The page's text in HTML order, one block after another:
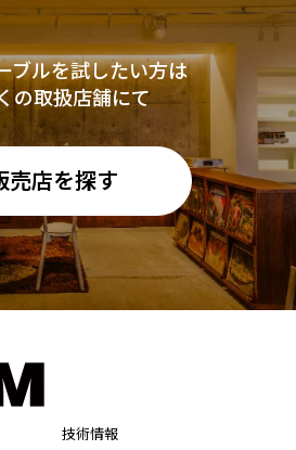
ブルを試したい方は
の取扱店舗にて
売店を探す
技術情報